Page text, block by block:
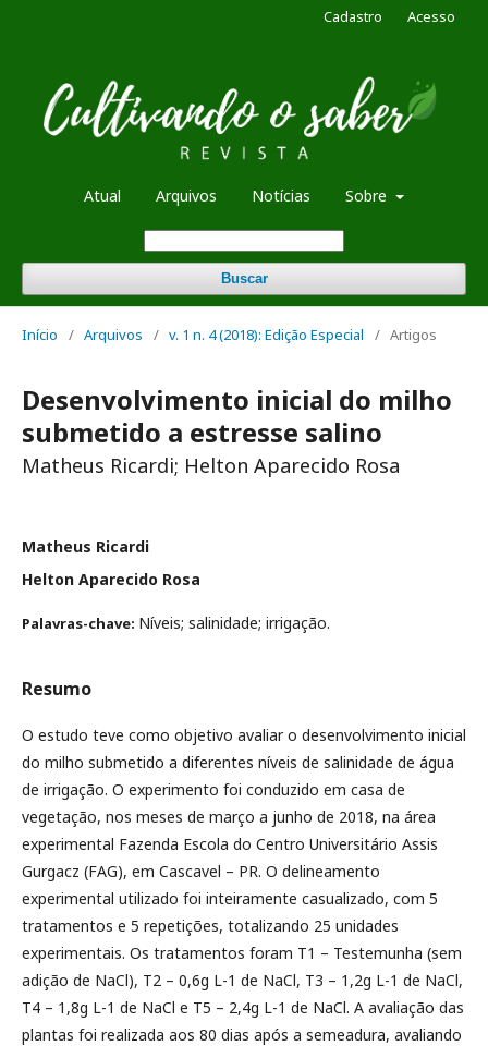
Atual Arquivos Notícias Sobre
Buscar
Cadastro Acesso
Início / Arquivos / v. 1 n. 4 (2018): Edição Especial / Artigos
Desenvolvimento inicial do milho
submetido a estresse salino
Matheus Ricardi; Helton Aparecido Rosa
Matheus Ricardi
Helton Aparecido Rosa
Palavras-chave: Níveis; salinidade; irrigação.
Resumo
O estudo teve como objetivo avaliar o desenvolvimento inicial
do milho submetido a diferentes níveis de salinidade de água
de irrigação. O experimento foi conduzido em casa de
vegetação, nos meses de março a junho de 2018, na área
experimental Fazenda Escola do Centro Universitário Assis
Gurgacz (FAG), em Cascavel – PR. O delineamento
experimental utilizado foi inteiramente casualizado, com 5
tratamentos e 5 repetições, totalizando 25 unidades
experimentais. Os tratamentos foram T1 – Testemunha (sem
adição de NaCl), T2 – 0,6g L-1 de NaCl, T3 – 1,2g L-1 de NaCl,
T4 – 1,8g L-1 de NaCl e T5 – 2,4g L-1 de NaCl. A avaliação das
plantas foi realizada aos 80 dias após a semeadura, avaliando